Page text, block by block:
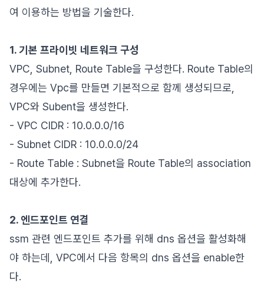
여 이용하는 방법을 기술한다.
1. 기본 프라이빗 네트워크 구성
VPC, Subnet, Route Table을 구성한다. Route Table의
경우에는 Vpc를 만들면 기본적으로 함께 생성되므로,
VPC와 Subent을 생성한다.
- VPC CIDR : 10.0.0.0/16
- Subnet CIDR : 10.0.0.0/24
- Route Table : Subnet을 Route Table의 association
대상에 추가한다.
2. 엔드포인트 연결
ssm 관련 엔드포인트 추가를 위해 dns 옵션을 활성화해
야 하는데, VPC에서 다음 항목의 dns 옵션을 enable한
다.